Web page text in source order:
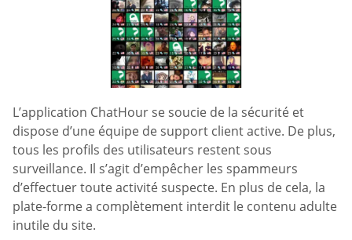
L’application ChatHour se soucie de la sécurité et
dispose d’une équipe de support client active. De plus,
tous les profils des utilisateurs restent sous
surveillance. Il s’agit d’empêcher les spammeurs
d’effectuer toute activité suspecte. En plus de cela, la
plate-forme a complètement interdit le contenu adulte
inutile du site.